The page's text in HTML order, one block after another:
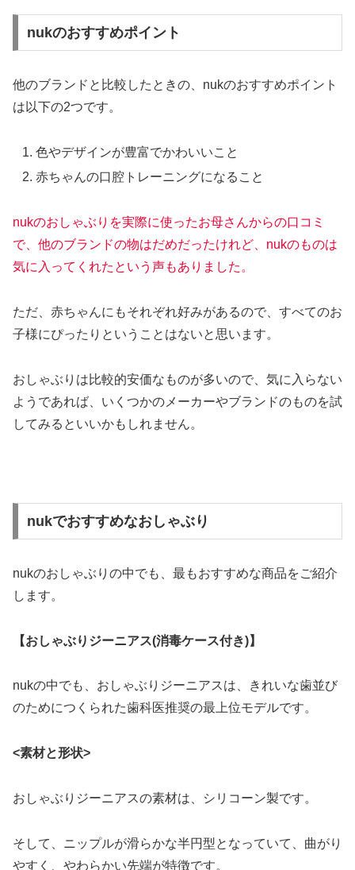
nukのおすすめポイント
他のブランドと比較したときの、nukのおすすめポイント
は以下の2つです。
色やデザインが豊富でかわいいこと
赤ちゃんの口腔トレーニングになること
nukのおしゃぶりを実際に使ったお母さんからの口コミ
で、他のブランドの物はだめだったけれど、nukのものは
気に入ってくれたという声もありました。
ただ、赤ちゃんにもそれぞれ好みがあるので、すべてのお
子様にぴったりということはないと思います。
おしゃぶりは比較的安価なものが多いので、気に入らない
ようであれば、いくつかのメーカーやブランドのものを試
してみるといいかもしれません。
nukでおすすめなおしゃぶり
nukのおしゃぶりの中でも、最もおすすめな商品をご紹介
します。
【おしゃぶりジーニアス(消毒ケース付き)】
nukの中でも、おしゃぶりジーニアスは、きれいな歯並び
のためにつくられた歯科医推奨の最上位モデルです。
<素材と形状>
おしゃぶりジーニアスの素材は、シリコーン製です。
そして、ニップルが滑らかな半円型となっていて、曲がり
やすく、やわらかい先端が特徴です。